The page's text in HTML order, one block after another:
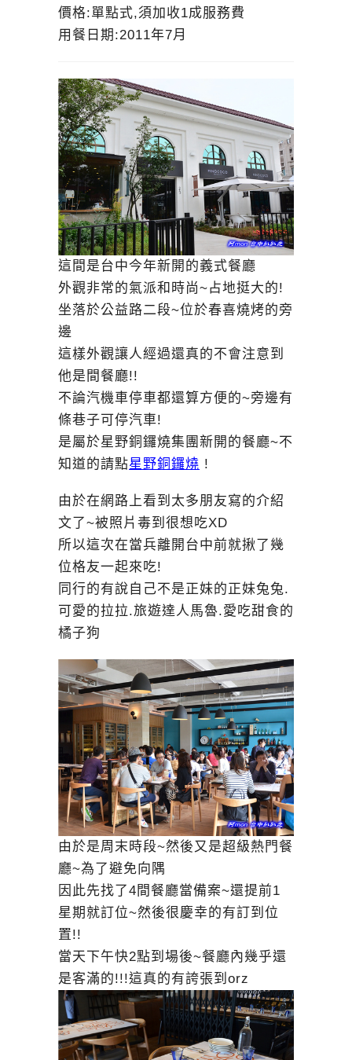
價格:單點式,須加收1成服務費
用餐日期:2011年7月
這間是台中今年新開的義式餐廳
外觀非常的氣派和時尚~占地挺大的!
坐落於公益路二段~位於春喜燒烤的旁
邊
這樣外觀讓人經過還真的不會注意到
他是間餐廳!!
不論汽機車停車都還算方便的~旁邊有
條巷子可停汽車!
是屬於星野銅鑼燒集團新開的餐廳~不
知道的請點星野銅鑼燒 !
由於在網路上看到太多朋友寫的介紹
文了~被照片毒到很想吃XD
所以這次在當兵離開台中前就揪了幾
位格友一起來吃!
同行的有說自己不是正妹的正妹兔兔.
可愛的拉拉.旅遊達人馬魯.愛吃甜食的
橘子狗
由於是周末時段~然後又是超級熱門餐
廳~為了避免向隅
因此先找了4間餐廳當備案~還提前1
星期就訂位~然後很慶幸的有訂到位
置!!
當天下午快2點到場後~餐廳內幾乎還
是客滿的!!!這真的有誇張到orz